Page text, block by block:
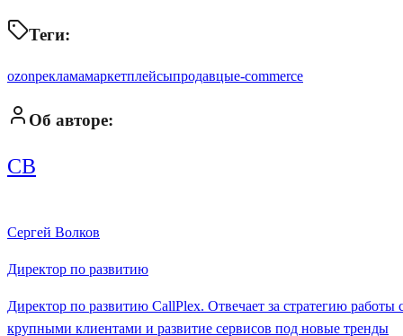
Теги:
ozonрекламамаркетплейсыпродавцыe-commerce
Об авторе:
СВ
Сергей Волков
Директор по развитию
Директор по развитию CallPlex. Отвечает за стратегию работы
крупными клиентами и развитие сервисов под новые тренды